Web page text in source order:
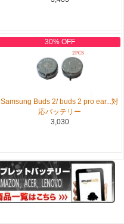
30% OFF
Samsung Buds 2/ buds 2 pro ear...対
応バッテリー
3,030